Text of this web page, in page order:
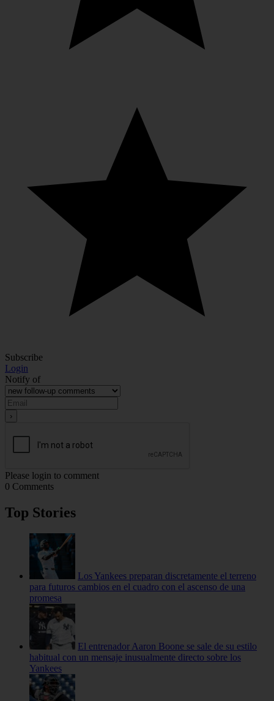
Subscribe
Login
Notify of
Please login to comment
0 Comments
Top Stories
Los Yankees preparan discretamente el terreno
para futuros cambios en el cuadro con el ascenso de una
promesa
El entrenador Aaron Boone se sale de su estilo
habitual con un mensaje inusualmente directo sobre los
Yankees